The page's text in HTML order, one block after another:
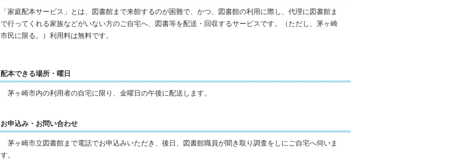
「家庭配本サービス」とは、図書館まで来館するのが困難で、かつ、図書館の利用に際し、代理に図書館ま
で行ってくれる家族などがいない方のご自宅へ、図書等を配送・回収するサービスです。（ただし、茅ヶ崎
市民に限る。）利用料は無料です。
配本できる場所・曜日
茅ヶ崎市内の利用者の自宅に限り、金曜日の午後に配送します。
お申込み・お問い合わせ
茅ヶ崎市立図書館まで電話でお申込みいただき、後日、図書館職員が聞き取り調査をしにご自宅へ伺いま
す。